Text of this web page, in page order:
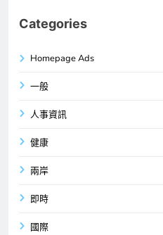
Categories
Homepage Ads
一般
人事資訊
健康
兩岸
即時
國際